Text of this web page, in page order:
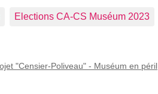
Elections CA-CS Muséum 2023
"Censier-Poliveau" - Muséum en péril